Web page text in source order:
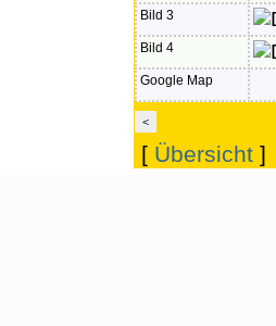
Bild 3
Bild 4
Google Map
<
[ Übersicht